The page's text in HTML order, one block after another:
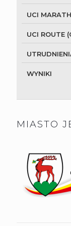
UCI
UCI ROUTE
WYNIKI
MIASTO